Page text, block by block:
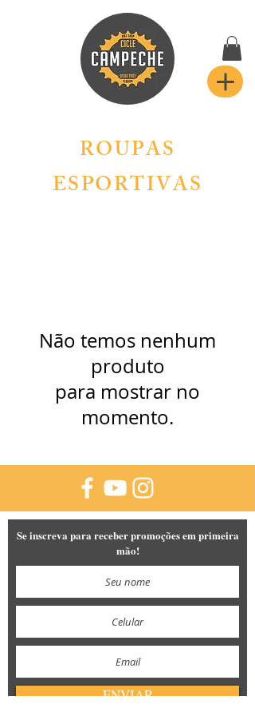
ROUPAS
ESPORTIVAS
Não temos nenhum
produto
para mostrar no
momento.
Se inscreva para receber promoções em primeira
mão!
ENVIAR